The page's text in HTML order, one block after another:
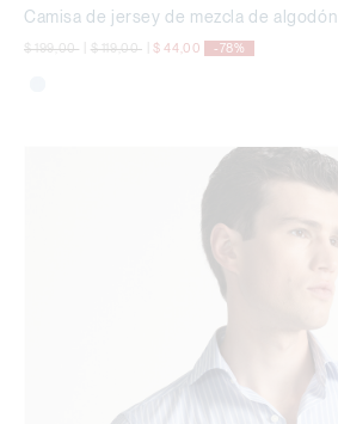
Camisa de jersey de mezcla de algodón
precio rebajado desde
$ 199,00a precio rebajado desde
$ 119,00a $ 44,00 -78%